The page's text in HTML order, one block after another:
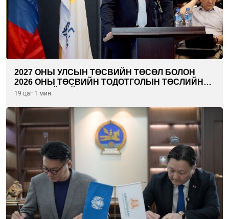
2027 ОНЫ УЛСЫН ТӨСВИЙН ТӨСӨЛ БОЛОН
2026 ОНЫ ТӨСВИЙН ТОДОТГОЛЫН ТӨСЛИЙН
ОЛОН НИЙТИЙН ХЭЛЭЛЦҮҮЛЭГ БОЛЛОО
19 цаг 1 мин